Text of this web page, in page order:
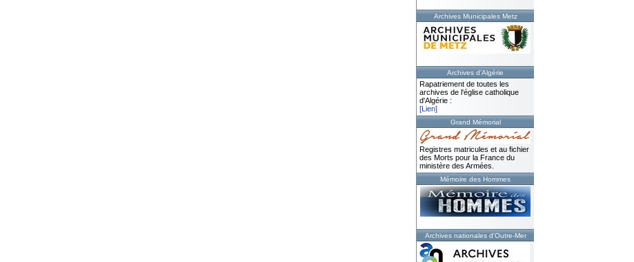
Archives Municipales Metz
Archives d'Algérie
Rapatriement de toutes les
archives de l'église catholique
d'Algérie :
[Lien]
Grand Mémorial
Registres matricules et au fichier
des Morts pour la France du
ministère des Armées.
Mémoire des Hommes
Archives nationales d'Outre-Mer